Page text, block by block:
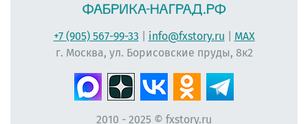
+7 (905) 567-99-33 info@fxstory.ru
MAX
г. Москва, ул. Борисовские пруды, 8к2
2010 - 2025 © fxstory.ru